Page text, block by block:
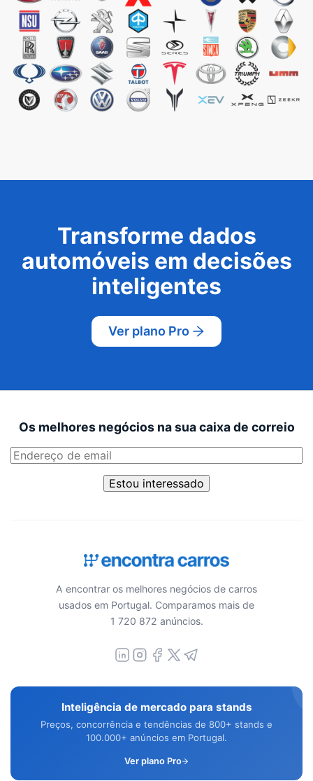
Transforme dados
automóveis em decisões
inteligentes
Ver plano Pro
Os melhores negócios na sua caixa de correio
Estou interessado
A encontrar os melhores negócios de carros
usados em Portugal. Comparamos mais de
1 720 872 anúncios.
Inteligência de mercado para stands
Preços, concorrência e tendências de 800+ stands e
100.000+ anúncios em Portugal.
Ver plano Pro